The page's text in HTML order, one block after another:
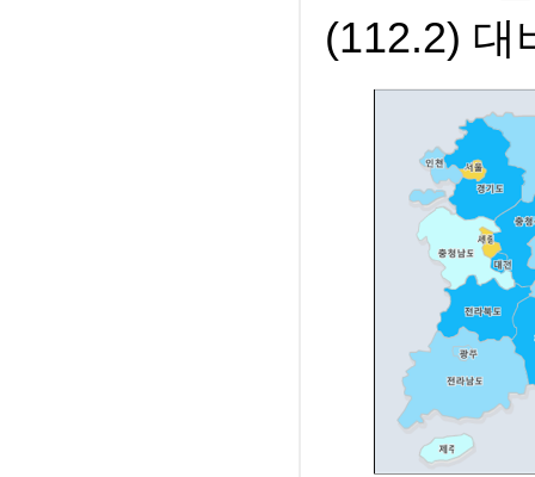
(112.2) 대